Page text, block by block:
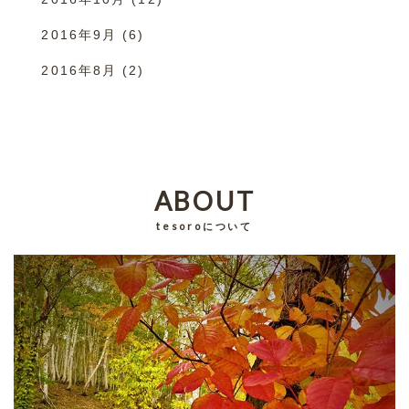
2016年9月 (6)
2016年8月 (2)
ABOUT
tesoroについて